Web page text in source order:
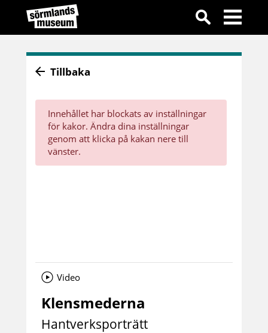
Tillbaka
Innehållet har blockats av inställningar
för kakor. Ändra dina inställningar
genom att klicka på kakan nere till
vänster.
Video
Klensmederna
Hantverksporträtt